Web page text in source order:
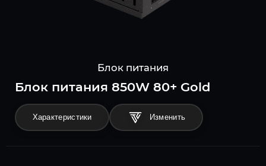
Блок питания
Блок питания 850W 80+ Gold
Характеристики